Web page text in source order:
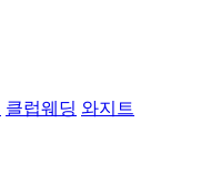
클럽웨딩 와지트